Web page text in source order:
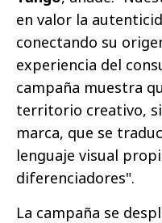
en valor la
conectando su
experiencia del
campaña muestra
territorio creativo,
marca, que se
lenguaje visual
diferenciadores".
La campaña se